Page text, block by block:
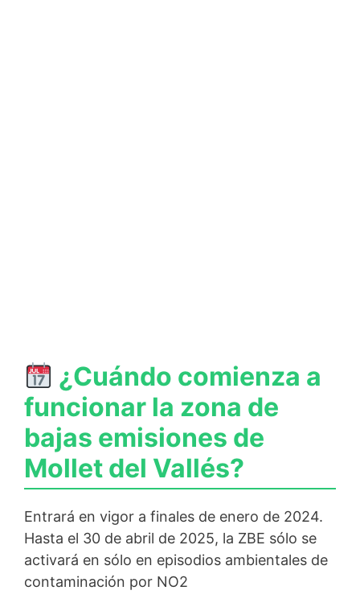
¿Cuándo comienza a
funcionar la zona de
bajas emisiones de
Mollet del Vallés?
Entrará en vigor a finales de enero de 2024.
Hasta el 30 de abril de 2025, la ZBE sólo se
activará en sólo en episodios ambientales de
contaminación por NO2